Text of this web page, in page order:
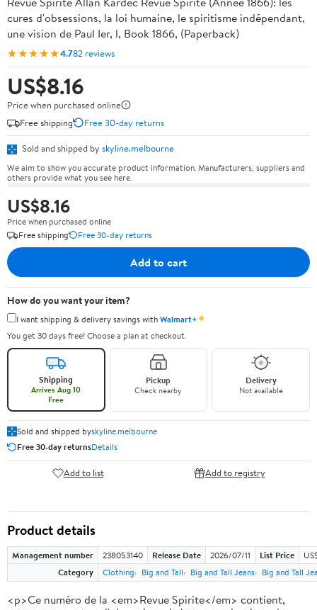
cures d'obsessions, la loi humaine, le spiritisme indépendant,
une vision de Paul Ier, l, Book 1866, (Paperback)
★★★★★4.782 reviews
US$8.16
Price when purchased online
Free shipping
Free 30-day returns
Sold and shipped by skyline.melbourne
We aim to show you accurate product information. Manufacturers, suppliers and
others provide what you see here.
US$8.16
Price when purchased online
Free shipping
Free 30-day returns
Add to cart
How do you want your item?
I want shipping & delivery savings withWalmart+✦
You get 30 days free! Choose a plan at checkout.
Shipping
Arrives Aug 10
Free
Pickup
Check nearby
Delivery
Not available
Sold and shipped byskyline.melbourne
Free 30-day returnsDetails
Add to list Add to registry
Product details
Management number 238053140 Release Date 2026/07/11 List Price
Category
Clothing Big and Tall Big and Tall Jeans Big and Tall
<p>Ce numéro de la <em>Revue Spirite</em> contient,